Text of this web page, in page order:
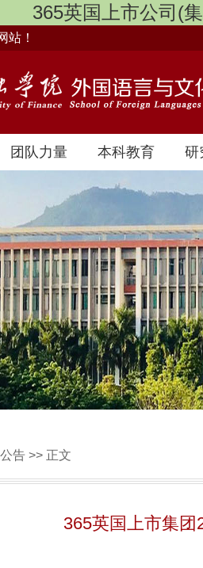
365英国上市公司(
站！
团队力量 本科教育 研
告 >> 正文
365英国上市集